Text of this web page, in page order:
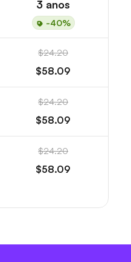
3 anos
-40%
$24.20
$58.09
$24.20
$58.09
$24.20
$58.09